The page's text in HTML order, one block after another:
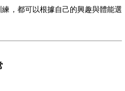
，都可以根據自己的興趣與體能選